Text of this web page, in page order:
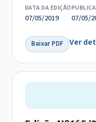
DATA DA EDIÇÃO
07/05/2019 07/05/
Baixar PDF Ver